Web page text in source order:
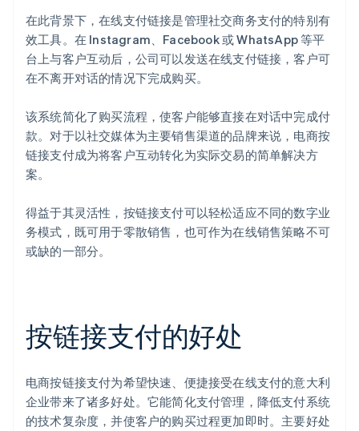
在此背景下，在线支付链接是管理社交商务支付的特别有
效工具。在 Instagram、Facebook 或 WhatsApp 等平
台上与客户互动后，公司可以发送在线支付链接，客户可
在不离开对话的情况下完成购买。
该系统简化了购买流程，使客户能够直接在对话中完成付
款。对于以社交媒体为主要销售渠道的品牌来说，电商按
链接支付成为将客户互动转化为实际交易的简单解决方
案。
得益于其灵活性，按链接支付可以轻松适应不同的数字业
务模式，既可用于零散销售，也可作为在线销售策略不可
或缺的一部分。
按链接支付的好处
电商按链接支付为希望快速、便捷接受在线支付的意大利
企业带来了诸多好处。它能简化支付管理，降低支付系统
的技术复杂度，并使客户的购买过程更加即时。主要好处